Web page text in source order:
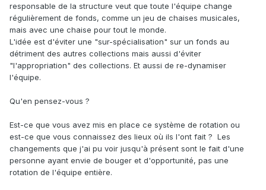
responsable de la structure veut que toute l'équipe change
régulièrement de fonds, comme un jeu de chaises musicales,
mais avec une chaise pour tout le monde.
L'idée est d'éviter une "sur-spécialisation" sur un fonds au
détriment des autres collections mais aussi d'éviter
"l'appropriation" des collections. Et aussi de re-dynamiser
l'équipe.
Qu'en pensez-vous ?
Est-ce que vous avez mis en place ce système de rotation ou
est-ce que vous connaissez des lieux où ils l'ont fait ? Les
changements que j'ai pu voir jusqu'à présent sont le fait d'une
personne ayant envie de bouger et d'opportunité, pas une
rotation de l'équipe entière.